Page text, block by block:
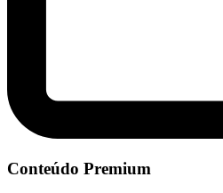
Conteúdo Premium